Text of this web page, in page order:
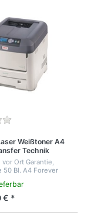
Weißtoner A4
Technik
ES7411 Wt mit
vor Ort Garantie,
50 Bl. A4 Forever
Laser A4
B, 100 Bl.
€ *